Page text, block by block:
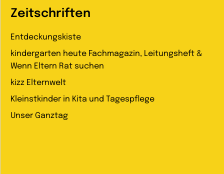
Zeitschriften
Entdeckungskiste
kindergarten heute Fachmagazin, Leitungsheft &
Wenn Eltern Rat suchen
kizz Elternwelt
Kleinstkinder in Kita und Tagespflege
Unser Ganztag